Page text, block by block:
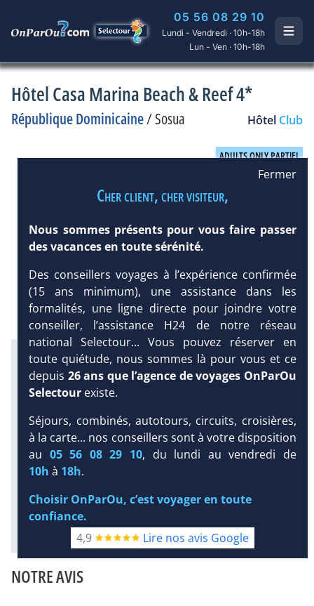
05 56 08 29 10
Lundi - Vendredi · 10h-18h
Lun - Ven · 10h-18h
Hôtel Casa Marina Beach & Reef 4*
République Dominicaine/Sosua Hôtel Club
DEMANDE
D’INFORMATIONS
DEVIS /
Infos météo :
33 °C
107 mm
29 °C
Infos plages :
Dist.Distance:
< 100 m
220 m
Équipement :
671
Tx :54 % : 32 %
Infos golfs :
dont le plus proche à 10 km de
l'hôtel
Diaporama
NOTRE AVIS
Fermer
Cher client, cher visiteur,
Nous sommes présents pour vous faire passer
des vacances en toute sérénité.
Des conseillers voyages à l’expérience confirmée
(15 ans minimum), une assistance dans les
formalités, une ligne directe pour joindre votre
conseiller, l’assistance H24 de notre réseau
national Selectour... Vous pouvez réserver en
toute quiétude, nous sommes là pour vous et ce
depuis 26 ans que l’agence de voyages OnParOu
Selectour existe.
Séjours, combinés, autotours, circuits, croisières,
à la carte... nos conseillers sont à votre disposition
au 05 56 08 29 10, du lundi au vendredi de
10h à 18h.
Choisir OnParOu, c’est voyager en toute
confiance.
4,9
Lire nos avis Google